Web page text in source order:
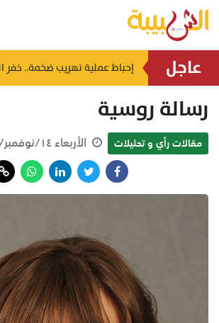
عاجل
رسالة روسية
مقالات رأي و تحليلات الأربعاء ١٤/نوفمبر/٢٠١٨ ٠٤:٣٦ ص